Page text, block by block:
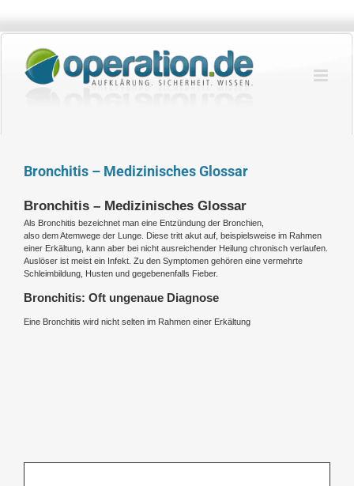
springen
Bronchitis – Medizinisches Glossar
Bronchitis – Medizinisches Glossar
Als Bronchitis bezeichnet man eine Entzündung der Bronchien,
also dem Atemwege der Lunge. Diese tritt akut auf, beispielsweise im Rahmen
einer Erkältung, kann aber bei nicht ausreichender Heilung chronisch verlaufen.
Auslöser ist meist ein Infekt. Zu den Symptomen gehören eine vermehrte
Schleimbildung, Husten und gegebenenfalls Fieber.
Bronchitis: Oft ungenaue Diagnose
Eine Bronchitis wird nicht selten im Rahmen einer Erkältung